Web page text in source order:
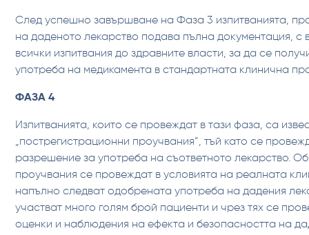
След успешно завършване на Фаза 3 изпитванията,
на даденото лекарство подава пълна документация, с
всички изпитвания до здравните власти, за да се
употреба на медикамента в стандартната клинична
ФАЗА 4
Изпитванията, които се провеждат в тази фаза, са
„пострегистрационни проучвания”, тъй като се
разрешение за употреба на съответното лекарство.
проучвания се провеждат в условията на реалната
напълно следват одобрената употреба на дадения
участват много голям брой пациенти и чрез тях се
оценки и наблюдения на ефекта и безопасността на